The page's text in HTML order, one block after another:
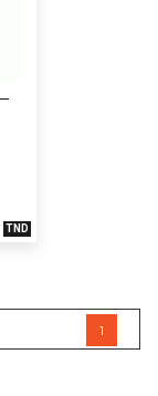
TND
1